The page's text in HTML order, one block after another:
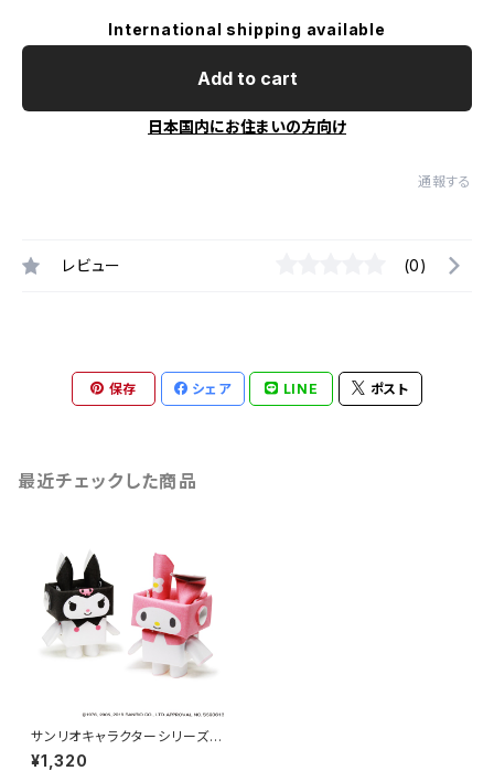
International shipping available
Add to cart
日本国内にお住まいの方向け
通報する
レビュー (0)
保存 シェア LINE ポスト
最近チェックした商品
サンリオキャラクターシリーズ
[マイメロディ・クロミ]
¥1,320